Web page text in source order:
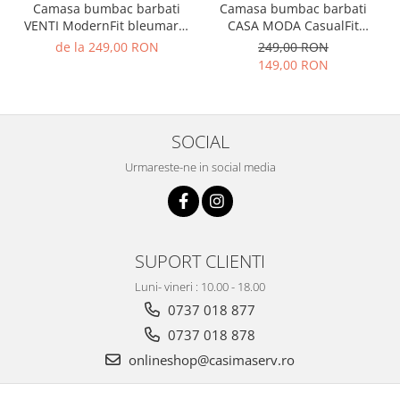
Camasa bumbac barbati
VENTI ModernFit bleumarin
patratele
de la 249,00 RON
Camasa bumbac barbati
CASA MODA CasualFit
carouri maro/albastru
249,00 RON
149,00 RON
SOCIAL
Urmareste-ne in social media
SUPORT CLIENTI
Luni- vineri : 10.00 - 18.00
0737 018 877
0737 018 878
onlineshop@casimaserv.ro